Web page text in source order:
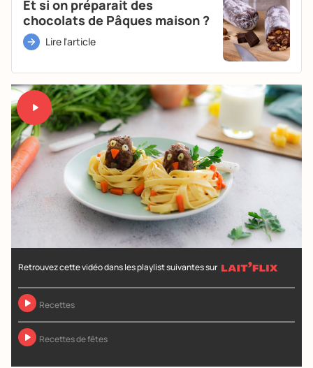
Et si on préparait des
chocolats de Pâques maison ?
Lire l'article
Retrouvez cette vidéo dans les playlist suivantes sur
Recettes
Recettes de fêtes